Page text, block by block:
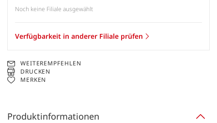
Noch keine Filiale ausgewählt
Verfügbarkeit in anderer Filiale prüfen
WEITEREMPFEHLEN
DRUCKEN
MERKEN
Produktinformationen